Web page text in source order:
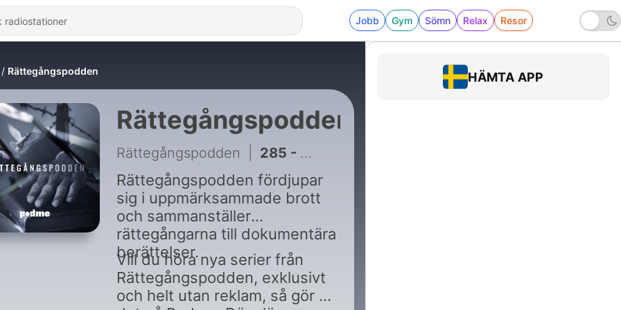
Jobb Gym Sömn Relax Resor
Rättegångspodden
Rättegångspodden
Rättegångspodden 285 - Skräcktimmarna i gryningen - ute nu!
Rättegångspodden fördjupar
sig i uppmärksammade brott
och sammanställer
rättegångarna till dokumentära
berättelser.
Vill du höra nya serier från
Rättegångspodden, exklusivt
och helt utan reklam, så gör du
HÄMTA APP